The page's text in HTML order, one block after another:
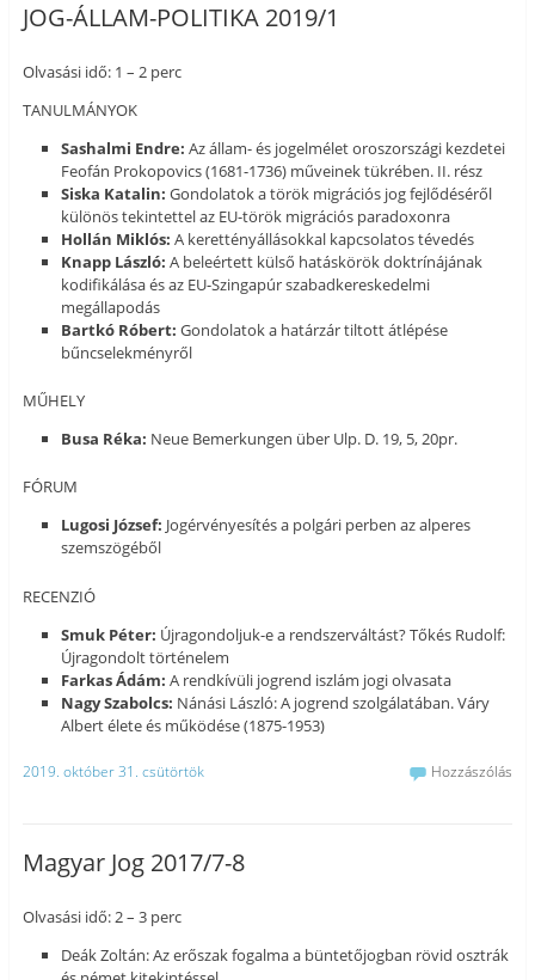
JOG-ÁLLAM-POLITIKA 2019/1
Olvasási idő: 1 – 2 perc
TANULMÁNYOK
Sashalmi Endre: Az állam- és jogelmélet oroszországi kezdetei
Feofán Prokopovics (1681-1736) műveinek tükrében. II. rész
Siska Katalin: Gondolatok a török migrációs jog fejlődéséről
különös tekintettel az EU-török migrációs paradoxonra
Hollán Miklós: A kerettényállásokkal kapcsolatos tévedés
Knapp László: A beleértett külső hatáskörök doktrínájának
kodifikálása és az EU-Szingapúr szabadkereskedelmi
megállapodás
Bartkó Róbert: Gondolatok a határzár tiltott átlépése
bűncselekményről
MŰHELY
Busa Réka: Neue Bemerkungen über Ulp. D. 19, 5, 20pr.
FÓRUM
Lugosi József: Jogérvényesítés a polgári perben az alperes
szemszögéből
RECENZIÓ
Smuk Péter: Újragondoljuk-e a rendszerváltást? Tőkés Rudolf:
Újragondolt történelem
Farkas Ádám: A rendkívüli jogrend iszlám jogi olvasata
Nagy Szabolcs: Nánási László: A jogrend szolgálatában. Váry
Albert élete és működése (1875-1953)
2019. október 31. csütörtök Hozzászólás
Magyar Jog 2017/7-8
Olvasási idő: 2 – 3 perc
Deák Zoltán: Az erőszak fogalma a büntetőjogban rövid osztrák